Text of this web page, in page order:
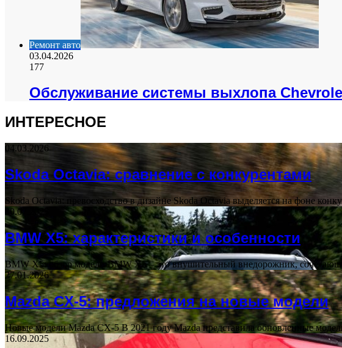
Ремонт авто
03.04.2026
177
Обслуживание системы выхлопа
ИНТЕРЕСНОЕ
04.03.2026
Skoda Octavia: сравнение с конкурентами
Skoda Octavia: превосходство в дизайне Skoda Octavia выделяется на фоне
30.07.2025
BMW X5: характеристики и особенности
BMW X5: обзор модели BMW X5 – это внушительный внедорожник,
27.01.2026
Mazda CX-5: предложения на новые модели
Новые модели Mazda CX-5 В 2021 году Mazda представила обновленные
16.09.2025